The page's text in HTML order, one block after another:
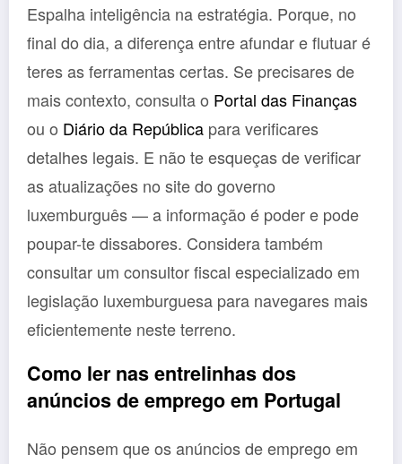
Espalha inteligência na estratégia. Porque, no
final do dia, a diferença entre afundar e flutuar é
teres as ferramentas certas. Se precisares de
mais contexto, consulta o Portal das Finanças
ou o Diário da República para verificares
detalhes legais. E não te esqueças de verificar
as atualizações no site do governo
luxemburguês — a informação é poder e pode
poupar-te dissabores. Considera também
consultar um consultor fiscal especializado em
legislação luxemburguesa para navegares mais
eficientemente neste terreno.
Como ler nas entrelinhas dos
anúncios de emprego em Portugal
Não pensem que os anúncios de emprego em